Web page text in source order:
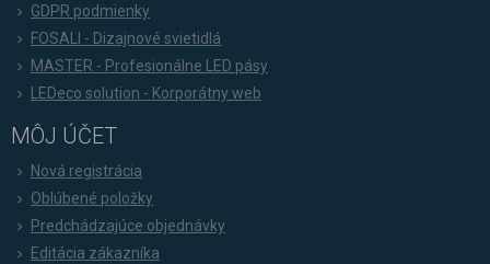
GDPR podmienky
FOSALI - Dizajnové svietidlá
MASTER - Profesionálne LED pásy
LEDeco solution - Korporátny web
MÔJ ÚČET
Nová registrácia
Oblúbené položky
Predchádzajúce objednávky
Editácia zákazníka